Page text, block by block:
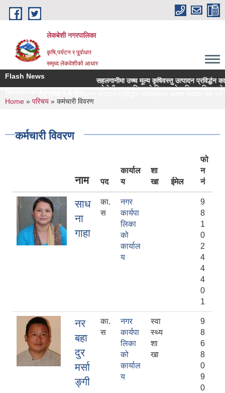
Skip to main content
लेकबेशी नगरपालिका
कृषि,पर्यटन र पू्र्वाधार
समृध्द लेकवेशीको आधार
Flash News
सहलगानीमा उच्च मूल्य कृषिवस्तु उत्पादन प्रविर्द्धन कार्यक्रममा
लकेवेशी नगरपालिकाको नियमन क्षेत्रधिकार भित्र रहेका सहकारी
You are here
Home » परिचय » कर्मचारी विवरण
कर्मचारी विवरण
नाम पद
कार्याल
य
शा
खा
ईमेल
फो
न
नं
साध
ना
गाहा
का.
स
नगर
कार्यपा
लिका
को
कार्याल
य
9
8
1
0
2
4
4
4
0
1
नर
बहा
दुर
मर्सा
ङ्गी
का.
स
नगर
कार्यपा
लिका
को
कार्याल
य
स्वा
स्थ्य
शा
खा
9
8
6
8
0
9
0